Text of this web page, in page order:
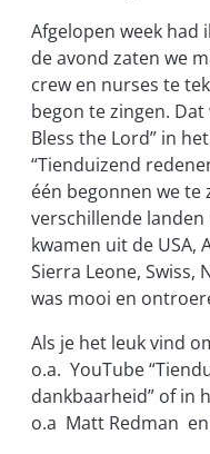
Afgelopen week had
de avond zaten we
crew en nurses te
begon te zingen. Dat
Bless the Lord” in
“Tienduizend
één begonnen we te
verschillende
kwamen uit de USA,
Sierra Leone, Swiss,
was mooi en
Als je het leuk vind
o.a. YouTube
dankbaarheid” of in
o.a Matt Redman